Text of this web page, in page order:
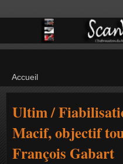
Ultim /
Macif, objectif
François Gabart